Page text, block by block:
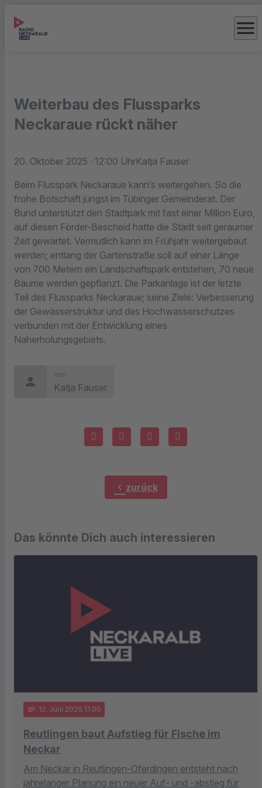
menu
Weiterbau des Flussparks
Neckaraue rückt näher
20. Oktober 2025 · 12:00 UhrKatja Fauser
Beim Flusspark Neckaraue kann‘s weitergehen. So die
frohe Botschaft jüngst im Tübinger Gemeinderat. Der
Bund unterstützt den Stadtpark mit fast einer Million Euro,
auf diesen Förder-Bescheid hatte die Stadt seit geraumer
Zeit gewartet. Vermutlich kann im Frühjahr weitergebaut
werden; entlang der Gartenstraße soll auf einer Länge
von 700 Metern ein Landschaftspark entstehen, 70 neue
Bäume werden gepflanzt. Die Parkanlage ist der letzte
Teil des Flussparks Neckaraue; seine Ziele: Verbesserung
der Gewässerstruktur und des Hochwasserschutzes
verbunden mit der Entwicklung eines
Naherholungsgebiets.
person
von
Katja Fauser
chevron_left zurück
Das könnte Dich auch interessieren
notes 12. Juni 2026 11:00
Reutlingen baut Aufstieg für Fische im
Neckar
Am Neckar in Reutlingen-Oferdingen entsteht nach
jahrelanger Planung ein neuer Auf- und -abstieg für